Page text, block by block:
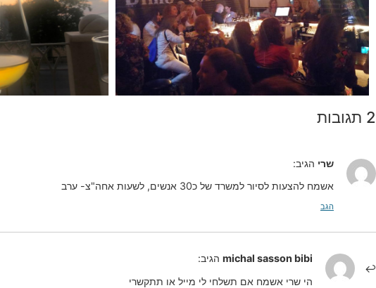
2 תגובות
שרי הגיב:
אשמח להצעות לסיור למשרד של כ30 אנשים, לשעות אחה"צ- ערב
הגב
michal sasson bibi הגיב:
הי שרי אשמח אם תשלחי לי מייל או תתקשרי